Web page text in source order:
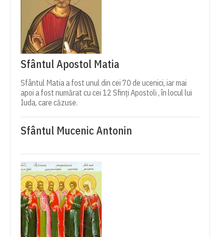
Sfântul Apostol Matia
Sfântul Matia a fost unul din cei 70 de ucenici, iar mai
apoi a fost numărat cu cei 12 Sfinți Apostoli , în locul lui
Iuda, care căzuse.
Sfântul Mucenic Antonin